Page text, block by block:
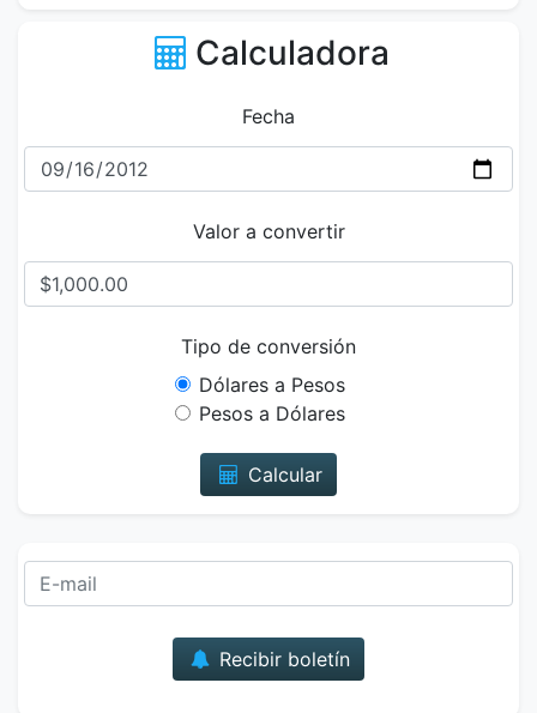
Calculadora
Fecha
Valor a convertir
Tipo de conversión
Dólares a Pesos
Pesos a Dólares
Calcular
Recibir boletín